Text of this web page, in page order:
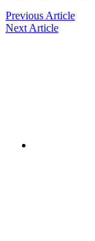
Previous Article
Next Article